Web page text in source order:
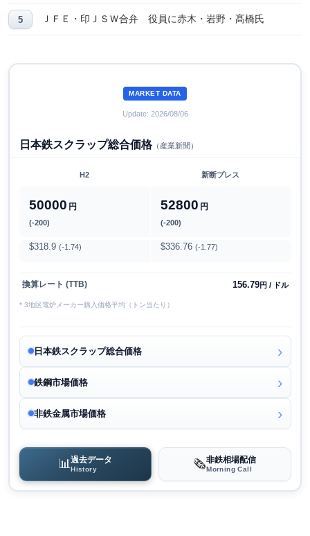
ＪＦＥ・印ＪＳＷ合弁 役員に赤木・岩野・髙橋氏
MARKET DATA
Update: 2026/08/06
日本鉄スクラップ総合価格（産業新聞）
H2 新断プレス
50000 円
(-200)
52800 円
(-200)
$318.9 (-1.74) $336.76 (-1.77)
換算レート (TTB) 156.79円 / ドル
* 3地区電炉メーカー購入価格平均（トン当たり）
日本鉄スクラップ総合価格
鉄鋼市場価格
非鉄金属市場価格
📊過去データ
History 🗞️非鉄相場配信
Morning Call